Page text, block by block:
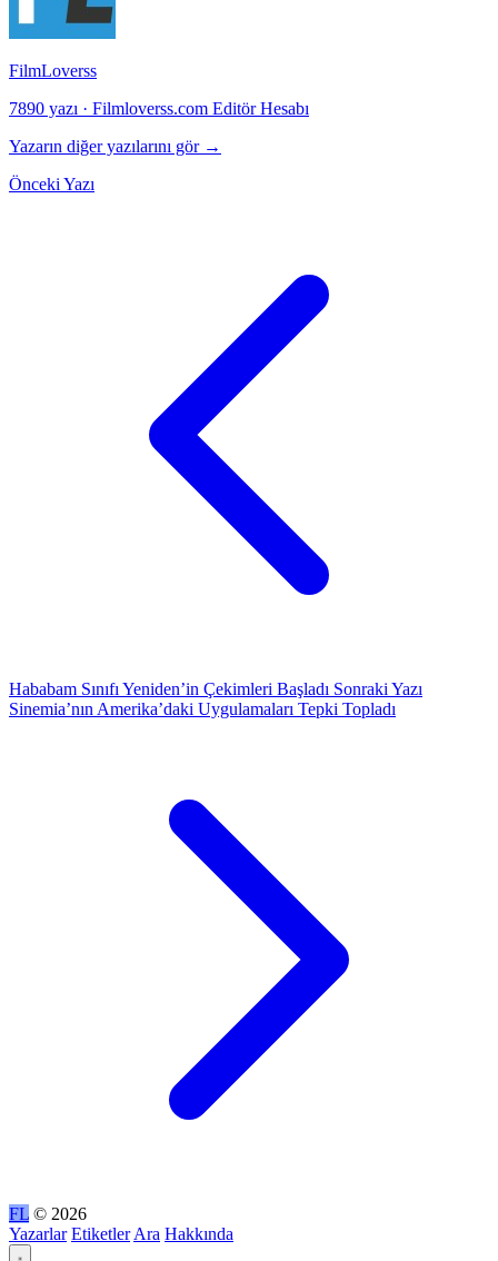
FilmLoverss
7890 yazı · Filmloverss.com Editör Hesabı
Yazarın diğer yazılarını gör →
Önceki Yazı
Hababam Sınıfı Yeniden’in Çekimleri Başladı Sonraki Yazı
Sinemia’nın Amerika’daki Uygulamaları Tepki Topladı
FL © 2026
Yazarlar Etiketler Ara Hakkında